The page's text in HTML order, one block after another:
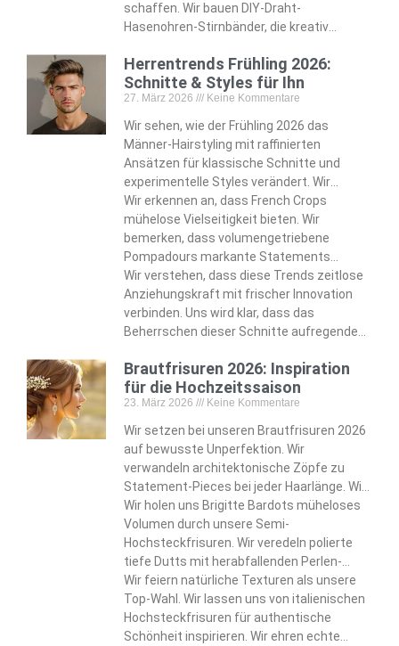
Eleganz gewährleisten. Wir basteln
Schmetterlings-Bubble-Zöpfe, die Kinder
schaffen. Wir bauen DIY-Draht-
Hasenohren-Stirnbänder, die kreativ
machen Filzspangen, die den saisonalen
verspielten Spirit authentisch einfangen.
Wir entwickeln diese Techniken, die nur
oberflächliche Möglichkeiten darstellen.
Herrentrends Frühling 2026:
Schnitte & Styles für Ihn
27. März 2026 Keine Kommentare
Wir sehen, wie der Frühling 2026 das
Männer-Hairstyling mit raffinierten
Ansätzen für klassische Schnitte und
experimentelle Styles verändert. Wir
erkennen, wie sich der moderne Vokuhila
von Vokuhila-Assoziationen zu
strukturierter Eleganz entwickelt. Wir
identifizieren Fade-Variationen—von
scharfen Skin Fades bis zu strukturierten
lockigen Oberkopfpartien—die die
zeitgenössische Männlichkeit definieren.
Wir erkennen an, dass French Crops
mühelose Vielseitigkeit bieten. Wir
bemerken, dass volumengetriebene
Pompadours markante Statements
setzen. Wir entdecken mutige Optionen
wie den strukturierten Broccoli Cut und den
zerzausten Long Shag, die modebewusste
Kunden ansprechen.
Wir verstehen, dass diese Trends zeitlose
Anziehungskraft mit frischer Innovation
verbinden. Uns wird klar, dass das
Beherrschen dieser Schnitte aufregende
offenbart. Wir nehmen diese Entwicklung
an, die moderne Standards der
Männerpflege neu formt.
Brautfrisuren 2026: Inspiration
für die Hochzeitssaison
23. März 2026 Keine Kommentare
Wir setzen bei unseren Brautfrisuren 2026
auf bewusste Unperfektion. Wir
verwandeln architektonische Zöpfe zu
Statement-Pieces bei jeder Haarlänge. Wir
passen unsere Designs von Pixie-Cuts bis
zu wallenden Haaren an.
Wir holen uns Brigitte Bardots müheloses
Volumen durch unsere Semi-
Hochsteckfrisuren. Wir veredeln polierte
tiefe Dutts mit herabfallenden Perlen-
Arrangements. Wir bringen den Juwelier-
Touch in unsere raffinierten Styles.
Wir feiern natürliche Texturen als unsere
Top-Wahl. Wir lassen uns von italienischen
Hochsteckfrisuren für authentische
Schönheit inspirieren. Wir ehren echte